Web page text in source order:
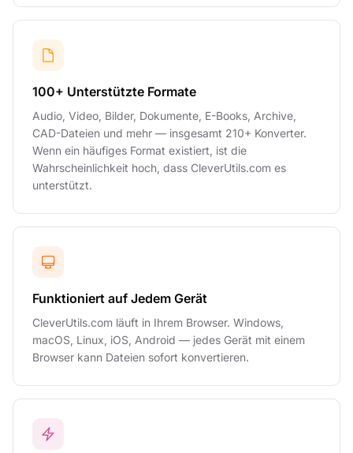
100+ Unterstützte Formate
Audio, Video, Bilder, Dokumente, E-Books, Archive,
CAD-Dateien und mehr — insgesamt 210+ Konverter.
Wenn ein häufiges Format existiert, ist die
Wahrscheinlichkeit hoch, dass CleverUtils.com es
unterstützt.
Funktioniert auf Jedem Gerät
CleverUtils.com läuft in Ihrem Browser. Windows,
macOS, Linux, iOS, Android — jedes Gerät mit einem
Browser kann Dateien sofort konvertieren.